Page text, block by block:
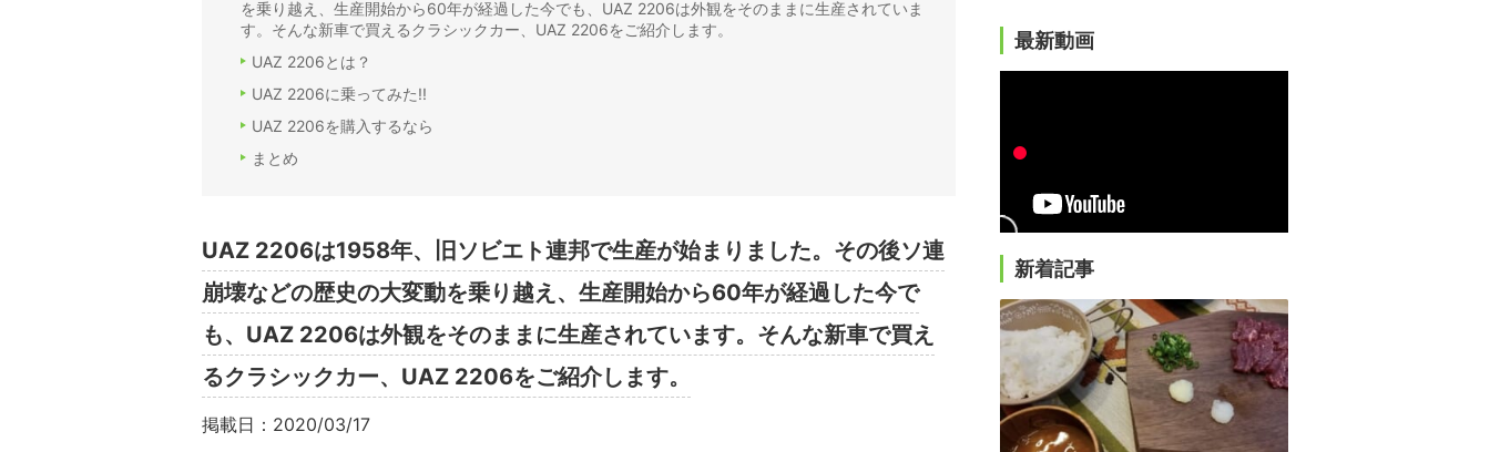
を乗り越え、生産開始から60年が経過した今でも、UAZ 2206は外観をそのままに生産されていま
す。そんな新車で買えるクラシックカー、UAZ 2206をご紹介します。
UAZ 2206とは？
UAZ 2206に乗ってみた!!
UAZ 2206を購入するなら
まとめ
UAZ 2206は1958年、旧ソビエト連邦で生産が始まりました。その後ソ連
崩壊などの歴史の大変動を乗り越え、生産開始から60年が経過した今で
も、UAZ 2206は外観をそのままに生産されています。そんな新車で買え
るクラシックカー、UAZ 2206をご紹介します。
掲載日：2020/03/17
最新動画
新着記事